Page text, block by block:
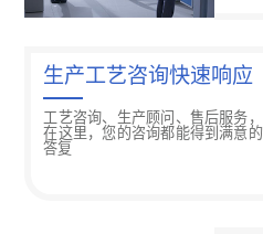
生产工艺咨询快速响应
工艺咨询、生产顾问、售后服务，
在这里，您的咨询都能得到满意的
答复